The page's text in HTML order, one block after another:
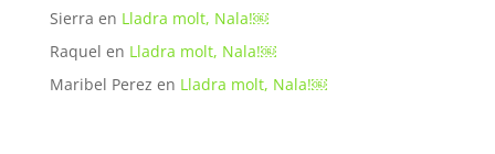
Sierra en Lladra molt, Nala!￼
Raquel en Lladra molt, Nala!￼
Maribel Perez en Lladra molt, Nala!￼